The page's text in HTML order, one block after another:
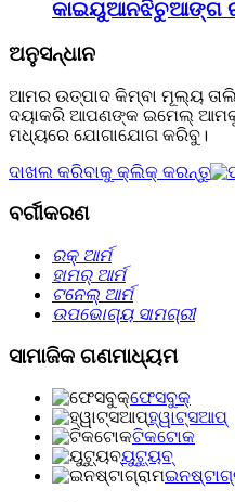
କାଇୟୁଆନଝିଚୁଆଙ୍ଗ
ଅନୁସନ୍ଧାନ
ଆମର ଉତ୍ପାଦ କିମ୍ବା ମୂଲ୍ୟ
ଦୟାକରି ଆପଣଙ୍କ ଇମେଲ୍ ଆମକୁ
ମଧ୍ୟରେ ଯୋଗାଯୋଗ କରିବୁ।
ଦାଖଲ କରିବାକୁ କ୍ଲିକ୍ କରନ୍ତୁ
ବର୍ଗୀକରଣ
ରକ୍ ଆର୍ମ
ହାମର୍ ଆର୍ମ
ଟନେଲ୍‌ ଆର୍ମ
ଉପଭୋଗ୍ୟ ସାମଗ୍ରୀ
ସାମାଜିକ ଗଣମାଧ୍ୟମ
ଫେସବୁକ୍
ହ୍ୱାଟ୍ସଆପ୍
ଟିକଟୋକ
ୟୁଟ୍ୟୁବ୍